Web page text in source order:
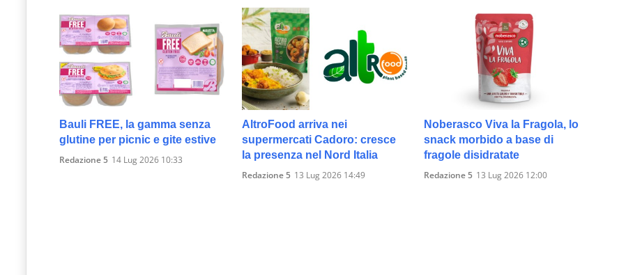
Bauli FREE, la gamma senza
glutine per picnic e gite estive
Redazione 5 14 Lug 2026 10:33
AltroFood arriva nei
supermercati Cadoro: cresce
la presenza nel Nord Italia
Redazione 5 13 Lug 2026 14:49
Noberasco Viva la Fragola, lo
snack morbido a base di
fragole disidratate
Redazione 5 13 Lug 2026 12:00